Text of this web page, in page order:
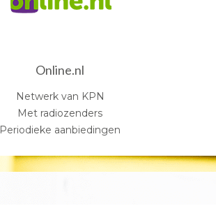
Online.nl
Netwerk van KPN
Met radiozenders
Periodieke aanbiedingen